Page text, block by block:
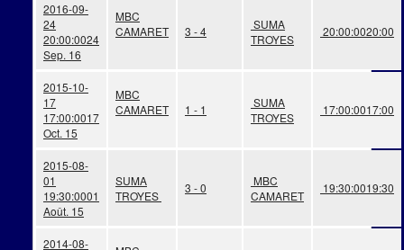
2016-09-
24
20:00:0024
Sep. 16
MBC
CAMARET
3 - 4
SUMA
TROYES
20:00:0020:00
2015-10-
17
17:00:0017
Oct. 15
MBC
CAMARET
1 - 1
SUMA
TROYES
17:00:0017:00
2015-08-
01
19:30:0001
Août. 15
SUMA
TROYES
3 - 0
MBC
CAMARET
19:30:0019:30
2014-08-